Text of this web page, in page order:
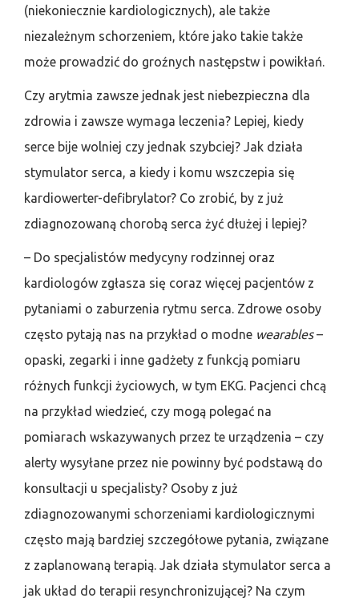
(niekoniecznie kardiologicznych), ale także
niezależnym schorzeniem, które jako takie także
może prowadzić do groźnych następstw i powikłań.
Czy arytmia zawsze jednak jest niebezpieczna dla
zdrowia i zawsze wymaga leczenia? Lepiej, kiedy
serce bije wolniej czy jednak szybciej? Jak działa
stymulator serca, a kiedy i komu wszczepia się
kardiowerter-defibrylator? Co zrobić, by z już
zdiagnozowaną chorobą serca żyć dłużej i lepiej?
– Do specjalistów medycyny rodzinnej oraz
kardiologów zgłasza się coraz więcej pacjentów z
pytaniami o zaburzenia rytmu serca. Zdrowe osoby
często pytają nas na przykład o modne wearables–
opaski, zegarki i inne gadżety z funkcją pomiaru
różnych funkcji życiowych, w tym EKG. Pacjenci chcą
na przykład wiedzieć, czy mogą polegać na
pomiarach wskazywanych przez te urządzenia – czy
alerty wysyłane przez nie powinny być podstawą do
konsultacji u specjalisty? Osoby z już
zdiagnozowanymi schorzeniami kardiologicznymi
często mają bardziej szczegółowe pytania, związane
z zaplanowaną terapią. Jak działa stymulator serca a
jak układ do terapii resynchronizującej? Na czym